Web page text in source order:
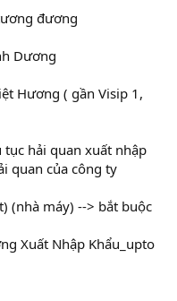
đương
Dương
Hương ( gần Visip 1,
hải quan xuất nhập
quan của công ty
(nhà máy) --> bắt buộc
Xuất Nhập Khẩu_upto